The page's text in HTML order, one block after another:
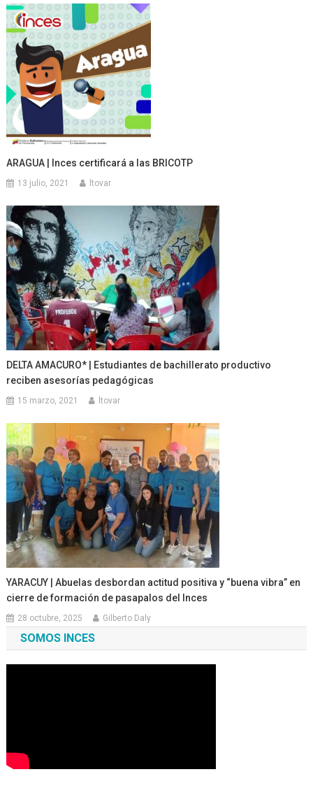
ARAGUA | Inces certificará a las BRICOTP
13 julio, 2021 ltovar
DELTA AMACURO* | Estudiantes de bachillerato productivo
reciben asesorías pedagógicas
15 marzo, 2021 ltovar
YARACUY | Abuelas desbordan actitud positiva y “buena vibra” en
cierre de formación de pasapalos del Inces
28 octubre, 2025 Gilberto Daly
SOMOS INCES